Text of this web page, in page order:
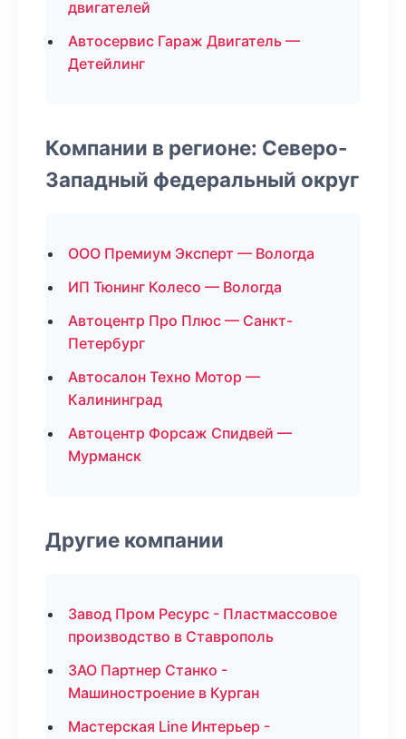
двигателей
Автосервис Гараж Двигатель —
Детейлинг
Компании в регионе: Северо-
Западный федеральный округ
ООО Премиум Эксперт — Вологда
ИП Тюнинг Колесо — Вологда
Автоцентр Про Плюс — Санкт-
Петербург
Автосалон Техно Мотор —
Калининград
Автоцентр Форсаж Спидвей —
Мурманск
Другие компании
Завод Пром Ресурс - Пластмассовое
производство в Ставрополь
ЗАО Партнер Станко -
Машиностроение в Курган
Мастерская Line Интерьер -